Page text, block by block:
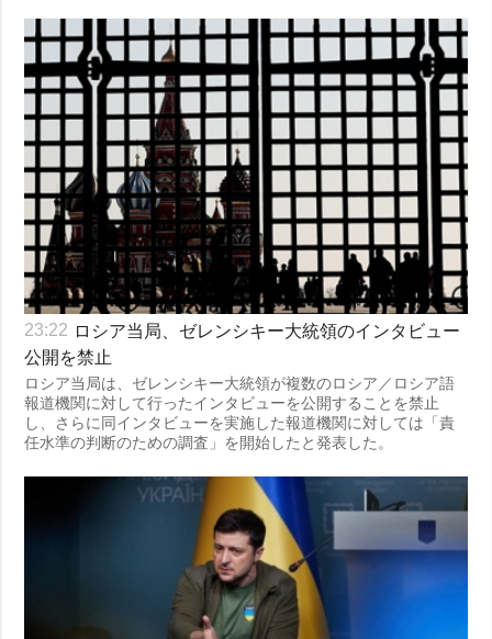
23:22 ロシア当局、ゼレンシキー大統領のインタビュー
公開を禁止
ロシア当局は、ゼレンシキー大統領が複数のロシア／ロシア語
報道機関に対して行ったインタビューを公開することを禁止
し、さらに同インタビューを実施した報道機関に対しては「責
任水準の判断のための調査」を開始したと発表した。